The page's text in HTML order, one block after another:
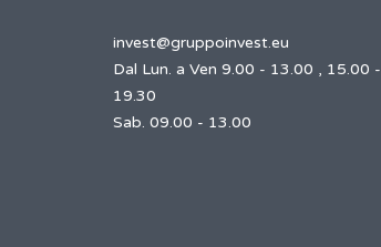
invest@gruppoinvest.eu
Dal Lun. a Ven 9.00 - 13.00 , 15.00 -
19.30
Sab. 09.00 - 13.00